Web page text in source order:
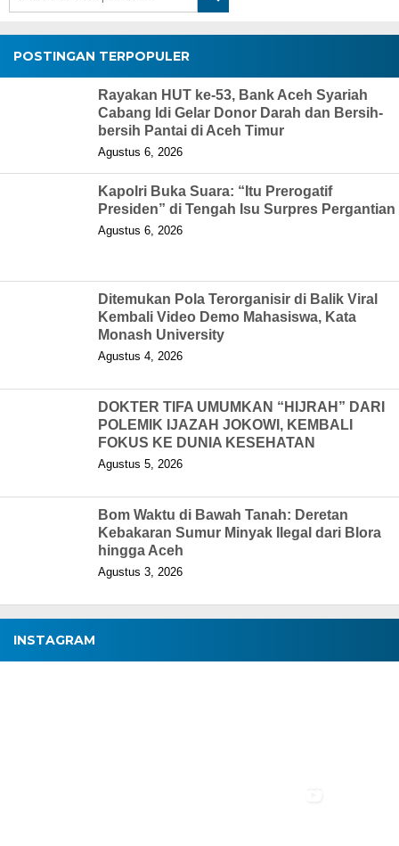
POSTINGAN TERPOPULER
Rayakan HUT ke-53, Bank Aceh Syariah
Cabang Idi Gelar Donor Darah dan Bersih-
bersih Pantai di Aceh Timur
Agustus 6, 2026
Kapolri Buka Suara: “Itu Prerogatif
Presiden” di Tengah Isu Surpres Pergantian
Agustus 6, 2026
Ditemukan Pola Terorganisir di Balik Viral
Kembali Video Demo Mahasiswa, Kata
Monash University
Agustus 4, 2026
DOKTER TIFA UMUMKAN “HIJRAH” DARI
POLEMIK IJAZAH JOKOWI, KEMBALI
FOKUS KE DUNIA KESEHATAN
Agustus 5, 2026
Bom Waktu di Bawah Tanah: Deretan
Kebakaran Sumur Minyak Ilegal dari Blora
hingga Aceh
Agustus 3, 2026
INSTAGRAM